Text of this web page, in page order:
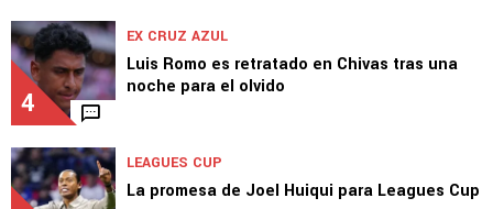
4
EX CRUZ AZUL
Luis Romo es retratado en Chivas tras una
noche para el olvido
LEAGUES CUP
La promesa de Joel Huiqui para Leagues Cup